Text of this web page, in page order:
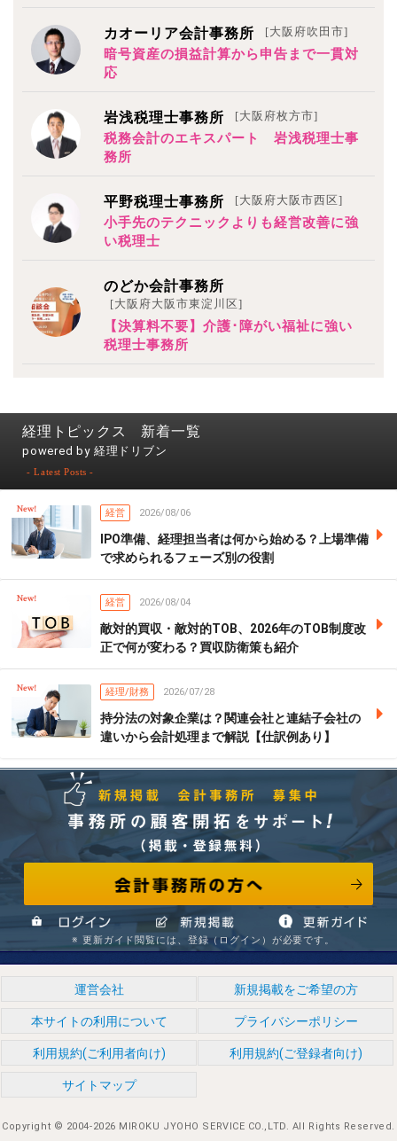
カオーリア会計事務所 [大阪府吹田市]
暗号資産の損益計算から申告まで一貫対
応
岩浅税理士事務所 [大阪府枚方市]
税務会計のエキスパート 岩浅税理士事
務所
平野税理士事務所 [大阪府大阪市西区]
小手先のテクニックよりも経営改善に強
い税理士
のどか会計事務所
[大阪府大阪市東淀川区]
【決算料不要】介護･障がい福祉に強い
税理士事務所
経理トピックス 新着一覧
powered by 経理ドリブン
- Latest Posts -
経営 2026/08/06
IPO準備、経理担当者は何から始める？上場準備
で求められるフェーズ別の役割
経営 2026/08/04
敵対的買収・敵対的TOB、2026年のTOB制度改
正で何が変わる？買収防衛策も紹介
経理/財務 2026/07/28
持分法の対象企業は？関連会社と連結子会社の
違いから会計処理まで解説【仕訳例あり】
事務所の顧客開拓をサポート! （掲載・登録無料） 新規掲
載 会計事務所 募集中
会計事務所の方へ
ログイン
新規掲載 情報更新ガイド
※ 更新ガイド閲覧には、登録（ログイン）が必要です。
運営会社 新規掲載をご希望の方
本サイトの利用について プライバシーポリシー
利用規約(ご利用者向け) 利用規約(ご登録者向け)
サイトマップ
Copyright © 2004-2026 MIROKU JYOHO SERVICE CO.,LTD. All Rights Reserved.